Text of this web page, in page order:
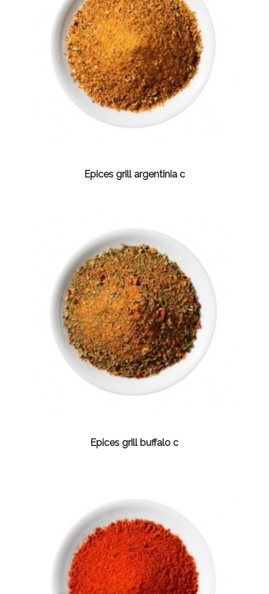
Epices grill argentinia c
Epices grill buffalo c